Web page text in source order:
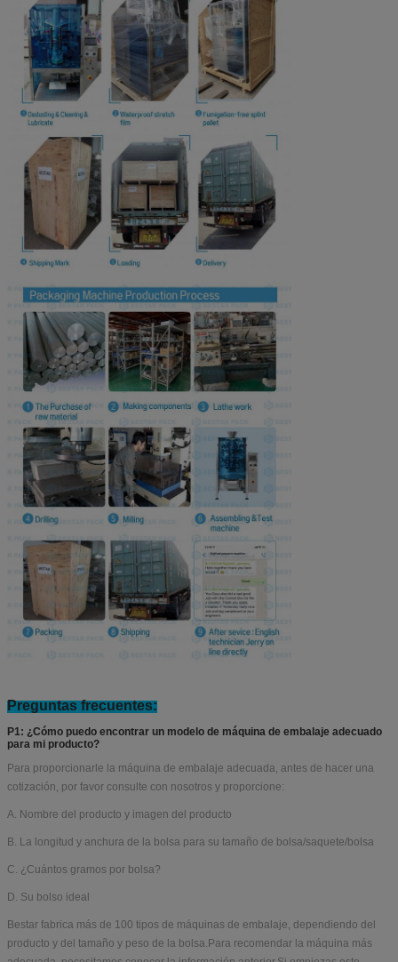
Preguntas frecuentes:
P1: ¿Cómo puedo encontrar un modelo de máquina de embalaje adecuado
para mi producto?
Para proporcionarle la máquina de embalaje adecuada, antes de hacer una
cotización, por favor consulte con nosotros y proporcione:
A. Nombre del producto y imagen del producto
B. La longitud y anchura de la bolsa para su tamaño de bolsa/saquete/bolsa
C. ¿Cuántos gramos por bolsa?
D. Su bolso ideal
Bestar fabrica más de 100 tipos de máquinas de embalaje, dependiendo del
producto y del tamaño y peso de la bolsa.Para recomendar la máquina más